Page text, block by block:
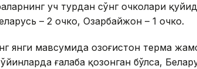
уч турдан сўнг очколари
– 2 очко, Озарбайжон – 1 очко.
янги мавсумида Қозоғистон терма
ғалаба қозонган бўлса,